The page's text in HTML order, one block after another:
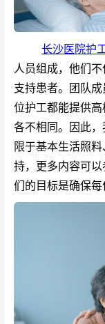
长沙医院护
人员组成，他们
支持患者。团队
位护工都能提供高
各不相同。因此
限于基本生活照
持，更多内容可以
们的目标是确保每